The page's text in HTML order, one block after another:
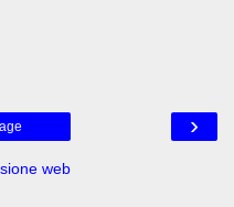
›
web